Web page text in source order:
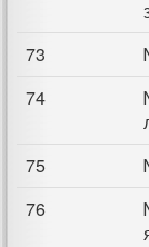
73
74
75
76